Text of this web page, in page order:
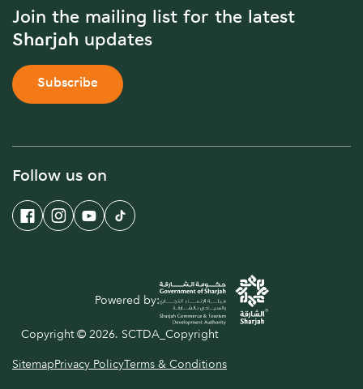
Join the mailing list for the latest
Sharjah updates
Subscribe
Follow us on
Copyright © 2026. SCTDA_Copyright
SitemapPrivacy PolicyTerms & Conditions
Powered by: